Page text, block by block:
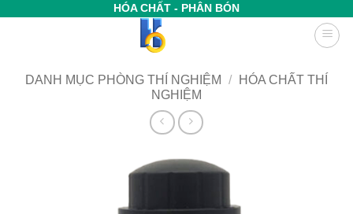
HÓA CHẤT - PHÂN BÓN
DANH MỤC PHÒNG THÍ NGHIỆM /
HÓA CHẤT THÍ
NGHIỆM